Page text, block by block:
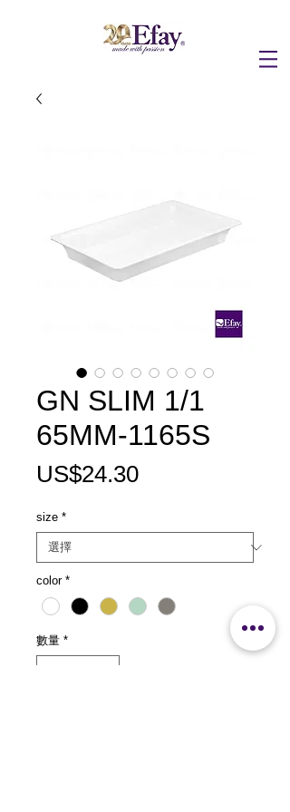
GN SLIM 1/1
65MM-1165S
US$24.30價
size *
color *
數量 *